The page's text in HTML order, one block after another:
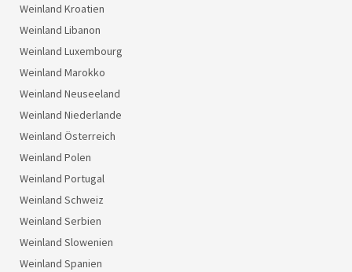
Weinland Kroatien
Weinland Libanon
Weinland Luxembourg
Weinland Marokko
Weinland Neuseeland
Weinland Niederlande
Weinland Österreich
Weinland Polen
Weinland Portugal
Weinland Schweiz
Weinland Serbien
Weinland Slowenien
Weinland Spanien